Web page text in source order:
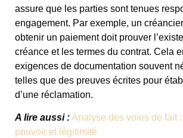
assure que les parties sont tenues
engagement. Par exemple, un
obtenir un paiement doit prouver
créance et les termes du contrat. Cela
exigences de documentation souvent
telles que des preuves écrites pour
d’une réclamation.
A lire aussi :Analyse des voies de fait
pouvoir et légitimité